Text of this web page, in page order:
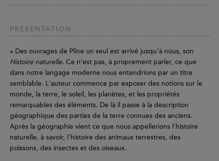
PRÉSENTATION
« Des ouvrages de Pline un seul est arrivé jusqu'à nous, son
Histoire naturelle. Ce n'est pas, à proprement parler, ce que
dans notre langage moderne nous entendrions par un titre
semblable. L'auteur commence par exposer des notions sur le
monde, la terre, le soleil, les planètes, et les propriétés
remarquables des éléments. De là il passe à la description
géographique des parties de la terre connues des anciens.
Après la géographie vient ce que nous appellerions l'histoire
naturelle, à savoir, l'histoire des animaux terrestres, des
poissons, des insectes et des oiseaux.